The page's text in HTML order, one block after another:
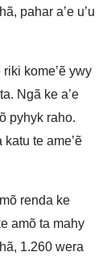
pahar a’e u’u
riki kome’ẽ ywy
Ngã ke a’e
pyhyk raho.
te ame’ẽ
renda ke
amõ ta mahy
1.260 wera